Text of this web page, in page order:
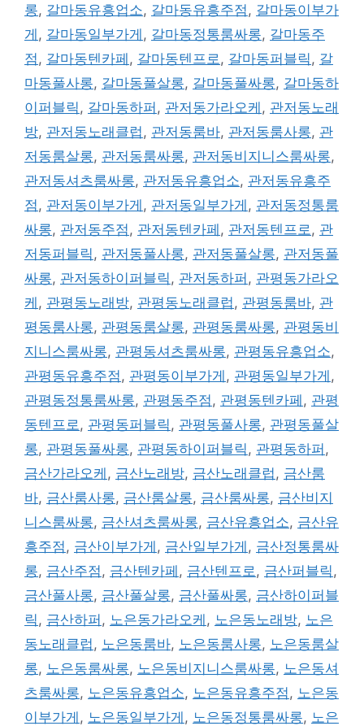
롱, 갈마동유흥업소, 갈마동유흥주점 , 갈마동이부가
게 , 갈마동일부가게 , 갈마동정통룸싸롱, 갈마동주
점 , 갈마동텐카페 , 갈마동텐프로 , 갈마동퍼블릭 , 갈
마동풀사롱, 갈마동풀살롱, 갈마동풀싸롱, 갈마동하
이퍼블릭 , 갈마동하퍼 , 관저동가라오케 , 관저동노래
방, 관저동노래클럽 , 관저동룸바, 관저동룸사롱, 관
저동룸살롱, 관저동룸싸롱, 관저동비지니스룸싸롱,
관저동셔츠룸싸롱, 관저동유흥업소, 관저동유흥주
점 , 관저동이부가게 , 관저동일부가게 , 관저동정통룸
싸롱, 관저동주점 , 관저동텐카페 , 관저동텐프로 , 관
저동퍼블릭 , 관저동풀사롱, 관저동풀살롱, 관저동풀
싸롱, 관저동하이퍼블릭 , 관저동하퍼 , 관평동가라오
케 , 관평동노래방, 관평동노래클럽 , 관평동룸바, 관
평동룸사롱, 관평동룸살롱, 관평동룸싸롱, 관평동비
지니스룸싸롱, 관평동셔츠룸싸롱, 관평동유흥업소,
관평동유흥주점 , 관평동이부가게 , 관평동일부가게 ,
관평동정통룸싸롱, 관평동주점 , 관평동텐카페 , 관평
동텐프로 , 관평동퍼블릭 , 관평동풀사롱, 관평동풀살
롱, 관평동풀싸롱, 관평동하이퍼블릭 , 관평동하퍼 ,
금산가라오케 , 금산노래방, 금산노래클럽 , 금산룸
바, 금산룸사롱, 금산룸살롱, 금산룸싸롱, 금산비지
니스룸싸롱, 금산셔츠룸싸롱, 금산유흥업소, 금산유
흥주점 , 금산이부가게 , 금산일부가게 , 금산정통룸싸
롱, 금산주점 , 금산텐카페 , 금산텐프로 , 금산퍼블릭 ,
금산풀사롱, 금산풀살롱, 금산풀싸롱, 금산하이퍼블
릭 , 금산하퍼 , 노은동가라오케 , 노은동노래방, 노은
동노래클럽 , 노은동룸바, 노은동룸사롱, 노은동룸살
롱, 노은동룸싸롱, 노은동비지니스룸싸롱, 노은동셔
츠룸싸롱, 노은동유흥업소, 노은동유흥주점 , 노은동
이부가게 , 노은동일부가게 , 노은동정통룸싸롱, 노은